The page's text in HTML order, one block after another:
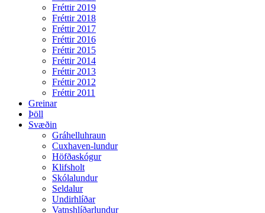
Fréttir 2019
Fréttir 2018
Fréttir 2017
Fréttir 2016
Fréttir 2015
Fréttir 2014
Fréttir 2013
Fréttir 2012
Fréttir 2011
Greinar
Þöll
Svæðin
Gráhelluhraun
Cuxhaven-lundur
Höfðaskógur
Klifsholt
Skólalundur
Seldalur
Undirhlíðar
Vatnshlíðarlundur